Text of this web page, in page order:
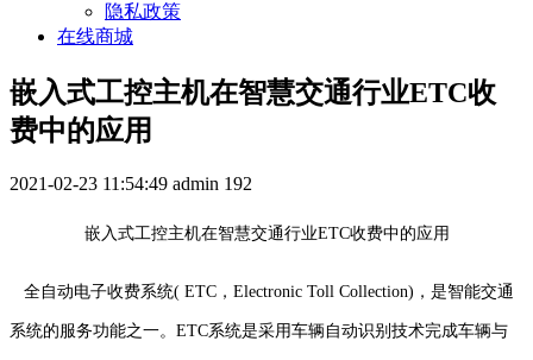
隐私政策
在线商城
嵌入式工控主机在智慧交通行业ETC收
费中的应用
2021-02-23 11:54:49 admin 192
嵌入式工控主机在智慧交通行业ETC收费中的应用
全自动电子收费系统( ETC，Electronic Toll Collection)，是智能交通
系统的服务功能之一。ETC系统是采用车辆自动识别技术完成车辆与